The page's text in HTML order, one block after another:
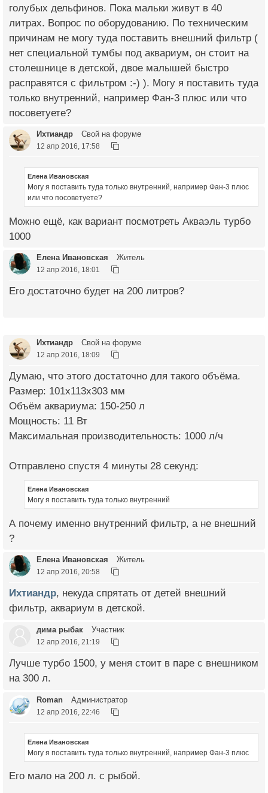
голубых дельфинов. Пока мальки живут в 40
литрах. Вопрос по оборудованию. По техническим
причинам не могу туда поставить внешний фильтр (
нет специальной тумбы под аквариум, он стоит на
столешнице в детской, двое малышей быстро
расправятся с фильтром :-) ). Могу я поставить туда
только внутренний, например Фан-3 плюс или что
посоветуете?
Ихтиандр Свой на форуме
12 апр 2016, 17:58
Елена Ивановская
Могу я поставить туда только внутренний, например Фан-3 плюс
или что посоветуете?
Можно ещё, как вариант посмотреть Акваэль турбо
1000
Елена Ивановская Житель
12 апр 2016, 18:01
Его достаточно будет на 200 литров?
Ихтиандр Свой на форуме
12 апр 2016, 18:09
Думаю, что этого достаточно для такого объёма.
Размер: 101x113x303 мм
Объём аквариума: 150-250 л
Мощность: 11 Вт
Максимальная производительность: 1000 л/ч
Отправлено спустя 4 минуты 28 секунд:
Елена Ивановская
Могу я поставить туда только внутренний
А почему именно внутренний фильтр, а не внешний
?
Елена Ивановская Житель
12 апр 2016, 20:58
Ихтиандр, некуда спрятать от детей внешний
фильтр, аквариум в детской.
дима рыбак Участник
12 апр 2016, 21:19
Лучше турбо 1500, у меня стоит в паре с внешником
на 300 л.
Roman Администратор
12 апр 2016, 22:46
Елена Ивановская
Могу я поставить туда только внутренний, например Фан-3 плюс
Его мало на 200 л. с рыбой.